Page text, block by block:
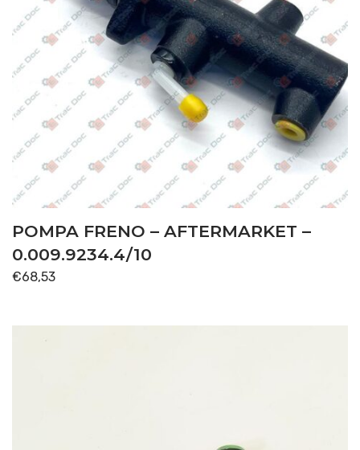
POMPA FRENO – AFTERMARKET –
0.009.9234.4/10
€68,53